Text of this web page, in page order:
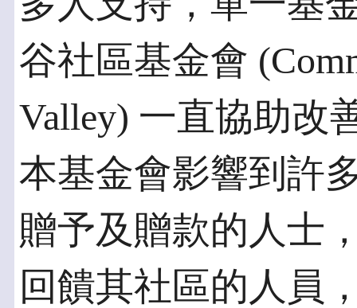
谷社區基金會
Valley) 一直協助改
本基金會影響到許
贈予及贈款的人士
回饋其社區的人員